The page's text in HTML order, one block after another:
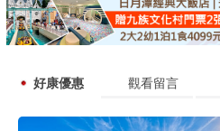
好康優惠 觀看留言